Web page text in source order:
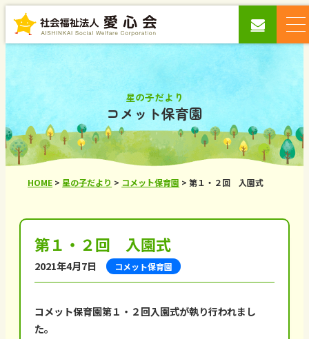
コメット保育園
星の子だより
HOME >星の子だより > コメット保育園 >第１・２回 入園式
第１・２回 入園式
2021年4月7日 コメット保育園
コメット保育園第１・２回入園式が執り行われまし
た。